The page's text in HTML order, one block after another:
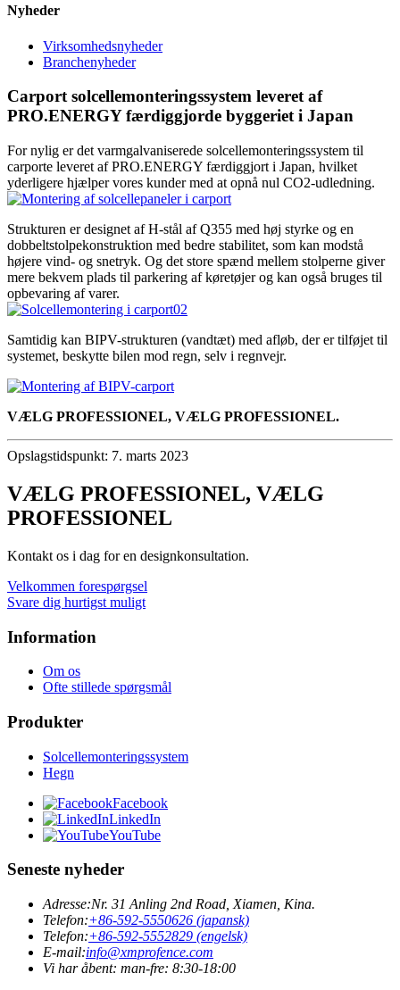
Nyheder
Virksomhedsnyheder
Branchenyheder
Carport solcellemonteringssystem leveret af
PRO.ENERGY færdiggjorde byggeriet i Japan
For nylig er det varmgalvaniserede solcellemonteringssystem til
carporte leveret af PRO.ENERGY færdiggjort i Japan, hvilket
yderligere hjælper vores kunder med at opnå nul CO2-udledning.
Strukturen er designet af H-stål af Q355 med høj styrke og en
dobbeltstolpekonstruktion med bedre stabilitet, som kan modstå
højere vind- og snetryk. Og det store spænd mellem stolperne giver
mere bekvem plads til parkering af køretøjer og kan også bruges til
opbevaring af varer.
Samtidig kan BIPV-strukturen (vandtæt) med afløb, der er tilføjet til
systemet, beskytte bilen mod regn, selv i regnvejr.
VÆLG PROFESSIONEL, VÆLG PROFESSIONEL.
Opslagstidspunkt: 7. marts 2023
VÆLG PROFESSIONEL, VÆLG
PROFESSIONEL
Kontakt os i dag for en designkonsultation.
Velkommen forespørgsel
Svare dig hurtigst muligt
Information
Om os
Ofte stillede spørgsmål
Produkter
Solcellemonteringssystem
Hegn
Facebook
LinkedIn
YouTube
Seneste nyheder
Adresse:Nr. 31 Anling 2nd Road, Xiamen, Kina.
Telefon:+86-592-5550626 (japansk)
Telefon:+86-592-5552829 (engelsk)
E-mail:info@xmprofence.com
Vi har åbent: man-fre: 8:30-18:00